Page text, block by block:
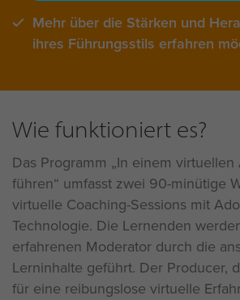
Mehr über die Stärken und
ihres Führungsstils erfahren
Wie funktioniert es?
Das Programm „In einem
führen“ umfasst zwei 90-minütige
virtuelle Coaching-Sessions mit
Technologie. Die Lernenden
erfahrenen Moderator durch die
Lerninhalte geführt. Der Producer,
für eine reibungslose virtuelle